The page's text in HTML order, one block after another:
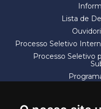
Lista de
Processo Seletivo
Processo Seletivo